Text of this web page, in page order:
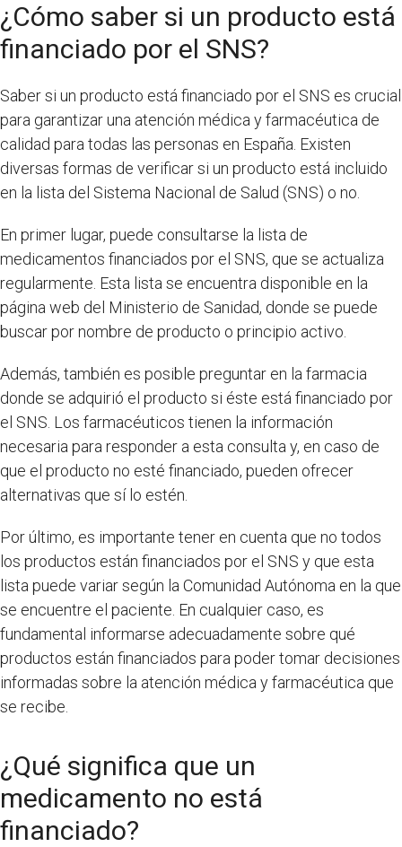
¿Cómo saber si un producto está
financiado por el SNS?
Saber si un producto está financiado por el SNS es crucial
para garantizar una atención médica y farmacéutica de
calidad para todas las personas en España. Existen
diversas formas de verificar si un producto está incluido
en la lista del Sistema Nacional de Salud (SNS) o no.
En primer lugar, puede consultarse la lista de
medicamentos financiados por el SNS, que se actualiza
regularmente. Esta lista se encuentra disponible en la
página web del Ministerio de Sanidad, donde se puede
buscar por nombre de producto o principio activo.
Además, también es posible preguntar en la farmacia
donde se adquirió el producto si éste está financiado por
el SNS. Los farmacéuticos tienen la información
necesaria para responder a esta consulta y, en caso de
que el producto no esté financiado, pueden ofrecer
alternativas que sí lo estén.
Por último, es importante tener en cuenta que no todos
los productos están financiados por el SNS y que esta
lista puede variar según la Comunidad Autónoma en la que
se encuentre el paciente. En cualquier caso, es
fundamental informarse adecuadamente sobre qué
productos están financiados para poder tomar decisiones
informadas sobre la atención médica y farmacéutica que
se recibe.
¿Qué significa que un
medicamento no está
financiado?